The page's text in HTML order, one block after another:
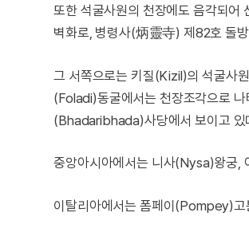
또한 석굴사원의 천장에도 음각되
벽화로, 병령사(炳靈寺) 제82호 돌
그 서쪽으로는 키질(Kizil)의 석굴사
(Foladi)동굴에서는 천장조각으로
(Bhadaribhada)사당에서 보이고 있
중앙아시아에서는 니사(Nysa)왕궁,
이탈리아에서는 폼페이(Pompey)